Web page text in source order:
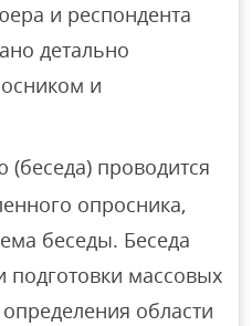
и респондента
детально
и
проводится
опросника,
беседы. Беседа
подготовки массовых
области